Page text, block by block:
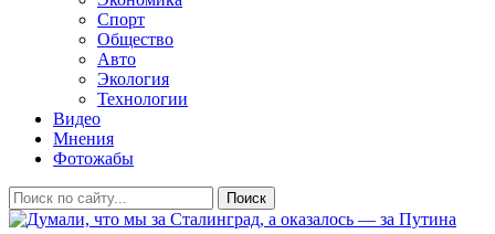
Спорт
Общество
Авто
Экология
Технологии
Видео
Мнения
Фотожабы
Поиск